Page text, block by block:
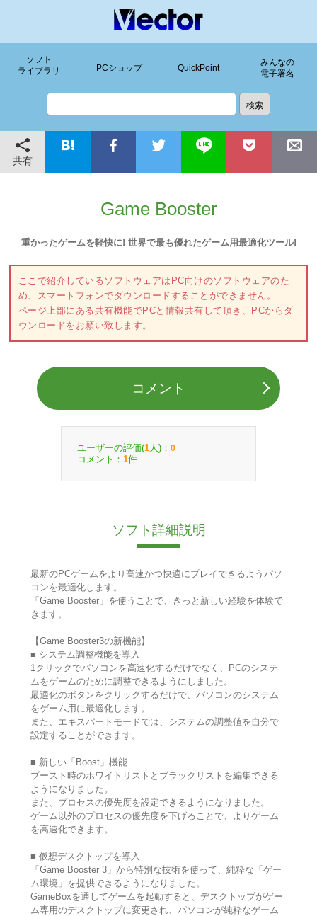
ソフト
ライブラリ
PCショップ QuickPoint
みんなの
電子署名
共有
Game Booster
重かったゲームを軽快に! 世界で最も優れたゲーム用最適化ツール!
ここで紹介しているソフトウェアはPC向けのソフトウェアのた
め、スマートフォンでダウンロードすることができません。
ページ上部にある共有機能でPCと情報共有して頂き、PCからダ
ウンロードをお願い致します。
コメント
ユーザーの評価(1 人)： 0
コメント： 1件
ソフト詳細説明
最新のPCゲームをより高速かつ快適にプレイできるようパソ
コンを最適化します。
「Game Booster」を使うことで、きっと新しい経験を体験で
きます。
【Game Booster3の新機能】
■ システム調整機能を導入
1クリックでパソコンを高速化するだけでなく、PCのシステ
ムをゲームのために調整できるようにしました。
最適化のボタンをクリックするだけで、パソコンのシステム
をゲーム用に最適化します。
また、エキスパートモードでは、システムの調整値を自分で
設定することができます。
■ 新しい「Boost」機能
ブースト時のホワイトリストとブラックリストを編集できる
ようになりました。
また、プロセスの優先度を設定できるようになりました。
ゲーム以外のプロセスの優先度を下げることで、よりゲーム
を高速化できます。
■ 仮想デスクトップを導入
「Game Booster 3」から特別な技術を使って、純粋な「ゲー
ム環境」を提供できるようになりました。
GameBoxを通してゲームを起動すると、デスクトップがゲー
ム専用のデスクトップに変更され、パソコンが純粋なゲーム